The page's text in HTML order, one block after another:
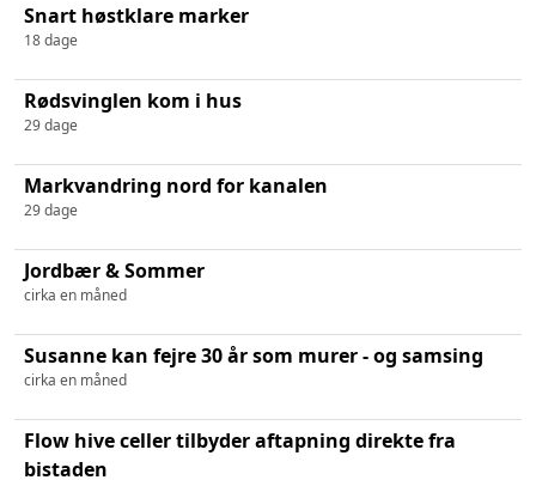
Snart høstklare marker
18 dage
Rødsvinglen kom i hus
29 dage
Markvandring nord for kanalen
29 dage
Jordbær & Sommer
cirka en måned
Susanne kan fejre 30 år som murer - og samsing
cirka en måned
Flow hive celler tilbyder aftapning direkte fra
bistaden